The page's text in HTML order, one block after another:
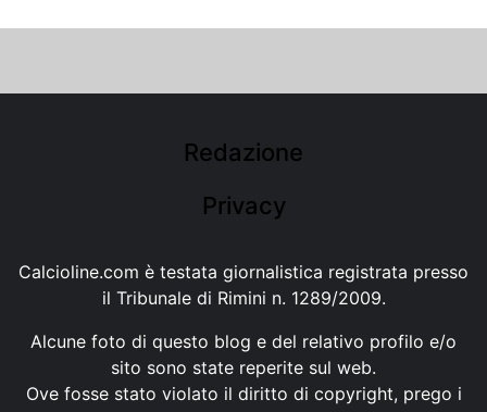
Redazione
Privacy
Calcioline.com è testata giornalistica registrata presso
il Tribunale di Rimini n. 1289/2009.
Alcune foto di questo blog e del relativo profilo e/o
sito sono state reperite sul web.
Ove fosse stato violato il diritto di copyright, prego i